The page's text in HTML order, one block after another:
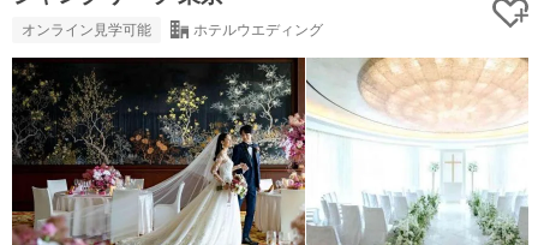
オンライン見学可能 ホテルウエディング